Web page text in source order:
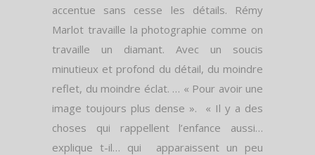
accentue sans cesse les détails. Rémy
Marlot travaille la photographie comme on
travaille un diamant. Avec un soucis
minutieux et profond du détail, du moindre
reflet, du moindre éclat. … « Pour avoir une
image toujours plus dense ». « Il y a des
choses qui rappellent l’enfance aussi…
explique t-il… qui apparaissent un peu